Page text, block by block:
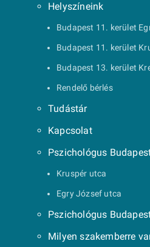
Helyszíneink
Budapest 11. kerület
Budapest 11. kerület
Budapest 13. kerület
Rendelő bérlés
Tudástár
Kapcsolat
Pszichológus
Kruspér utca
Egry József utca
Pszichológus
Milyen szakemberre